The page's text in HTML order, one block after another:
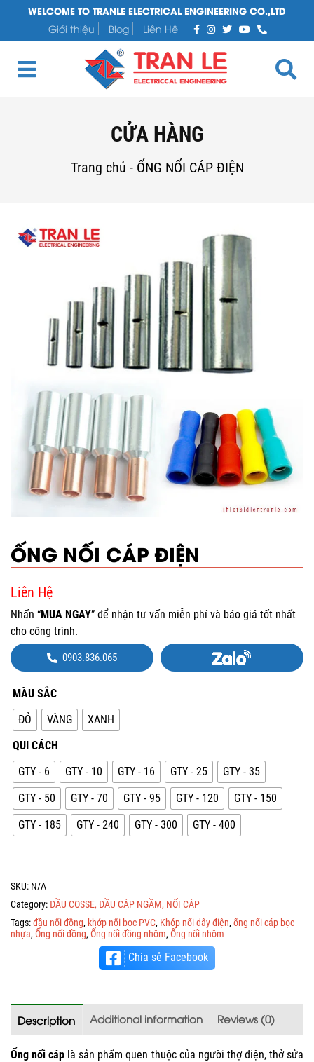
WELCOME TO TRANLE ELECTRICAL ENGINEERING CO.,LTD
Giới thiệu
Blog Liên Hệ
CỬA HÀNG
Trang chủ - ỐNG NỐI CÁP ĐIỆN
ỐNG NỐI CÁP ĐIỆN
Liên Hệ
Nhấn “MUA NGAY” để nhận tư vấn miễn phí và báo giá tốt nhất
cho công trình.
0903.836.065
MÀU SẮC
ĐỎ
VÀNG
XANH
QUI CÁCH
GTY - 6
GTY - 10 GTY - 16 GTY - 25
GTY - 35
GTY - 50
GTY - 70 GTY - 95 GTY - 120
GTY - 150
GTY - 185
GTY - 240 GTY - 300 GTY - 400
SKU: N/A
Category:ĐẦU COSSE, ĐẦU CÁP NGẦM, NỐI CÁP
Tags:đầu nối đồng, khớp nối bọc PVC, Khớp nối dây điện, ống nối cáp bọc
nhựa, Ống nối đồng, Ống nối đồng nhôm, Ống nối nhôm
Chia sẻ Facebook
Description Additional information Reviews (0)
Ống nối cáp là sản phẩm quen thuộc của người thợ điện, thở sửa